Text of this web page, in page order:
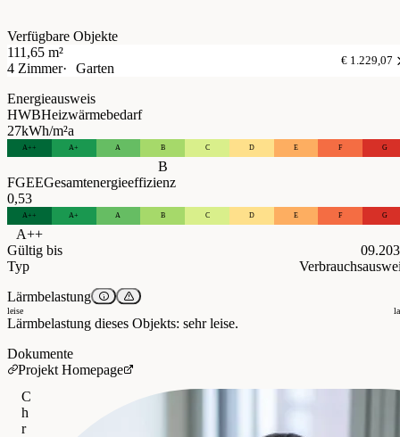
Verfügbare Objekte
111,65 m²
4 Zimmer
Garten
€ 1.229,07
Energieausweis
HWBHeizwärmebedarf
27kWh/m²a
A++ A+ A B C D E F G
B
FGEEGesamtenergieeffizienz
0,53
A++ A+ A B C D E F G
A++
Gültig bis
Typ
Lärmbelastung
leise
Lärmbelastung dieses Objekts: sehr leise.
Dokumente
Projekt Homepage
C
h
r